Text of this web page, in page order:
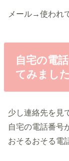
メール→使われ
自宅の電
てみました
少し連絡先を見
自宅の電話番号
おそるおそる電